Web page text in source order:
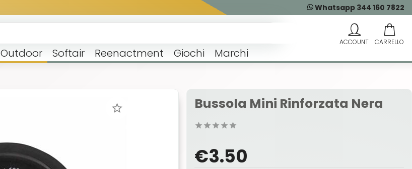
Whatsapp 344 160 7822
Outdoor Softair Reenactment Giochi Marchi
Bussola Mini Rinforzata Nera
€3.50